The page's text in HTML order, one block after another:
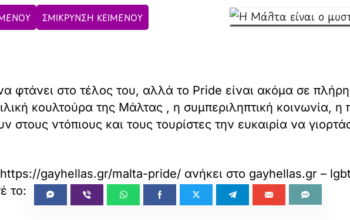
ΣΜΙΚΡΥΝΣΗ ΚΕΙΜΕΝΟΥ
φτάνει στο τέλος του, αλλά το Pride είναι ακόμα σε
κουλτούρα της Μάλτας , η συμπεριληπτική κοινωνία, η
στους ντόπιους και τους τουρίστες την ευκαιρία να
https://gayhellas.gr/malta-pride/ ανήκει στο gayhellas.gr –